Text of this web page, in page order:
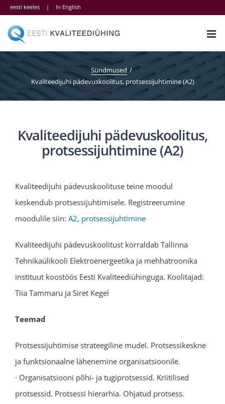
Skip
content
eesti keeles | In English
Sündmused
Kvaliteedijuhi pädevuskoolitus, protsessijuhtimine (A2)
Kvaliteedijuhi pädevuskoolitus,
protsessijuhtimine (A2)
Kvaliteedijuhi pädevuskoolituse teine moodul
keskendub protsessijuhtimisele. Registreerumine
moodulile siin: A2, protsessijuhtimine
Kvaliteedijuhi pädevuskoolitust korraldab Tallinna
Tehnikaülikooli Elektroenergeetika ja mehhatroonika
instituut koostöös Eesti Kvaliteediühinguga. Koolitajad:
Tiia Tammaru ja Siret Kegel
Teemad
Protsessijuhtimise strateegiline mudel. Protsessikeskne
ja funktsionaalne lähenemine organisatsioonile.
· Organisatsiooni põhi- ja tugiprotsessid. Kriitilised
protsessid. Protsessi hierarhia. Ohjatud protsess.